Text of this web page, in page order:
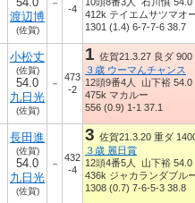
渡辺博
(佐賀)
－
-4
412k テイエムサツマオ
1301 (1.4) 6-7-7-6 38.7
小松丈
(佐賀)
54.0
九日光
(佐賀)
－
473
-2
1 佐賀21.3.27 良ダ 900
３歳 ウーマんチャンス
12頭9番4人 山下裕 54.0
475k マカルー
556 (0.9) 1-1 37.1
長田進
(佐賀)
54.0
九日光
(佐賀)
－
432
-4
3 佐賀21.3.20 重ダ
３歳 麗日賞
12頭4番5人 山下裕 54.0
436k ジャカランダブル
1308 (0.7) 7-6-5-3 38.8